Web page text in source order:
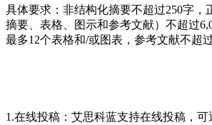
具体要求：非结构化摘要不超过250字，
摘要、表格、图示和参考文献）不超过
最多12个表格和/或图表，参考文献不超过
1.在线投稿：艾思科蓝支持在线投稿，